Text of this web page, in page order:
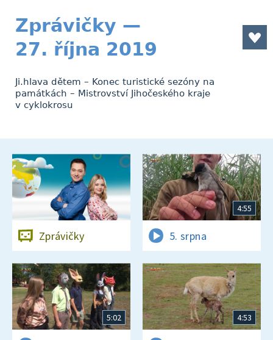
Zprávičky —
27. října 2019
Ji.hlava dětem – Konec turistické sezóny na
památkách – Mistrovství Jihočeského kraje
v cyklokrosu
Zprávičky
4:55
5. srpna
5:02 4:53